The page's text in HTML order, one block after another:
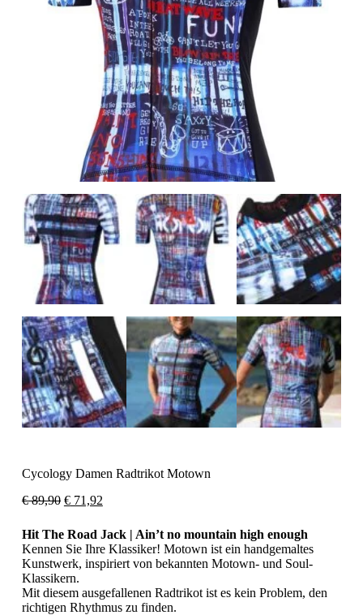
Cycology Damen Radtrikot Motown
€89,90 Ursprünglicher
war:
€ 89,90
€71,92Aktueller
ist:
€ 71,92.
Hit The Road Jack | Ain’t no mountain high enough
Kennen Sie Ihre Klassiker! Motown ist ein handgemaltes
Kunstwerk, inspiriert von bekannten Motown- und Soul-
Klassikern.
Mit diesem ausgefallenen Radtrikot ist es kein Problem, den
richtigen Rhythmus zu finden.